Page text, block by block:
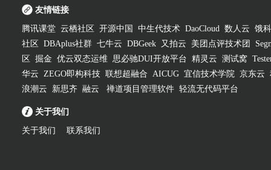
友情链接
腾讯课堂 云栖社区 开源中国 中生代技术 DaoCloud 数人云 饿
社区
DBAplus社群 七牛云 DBGeek 又拍云 美团点评技术团
区
掘金 优云双态运维 思必驰DUI开放平台 精灵云 测试窝
华云 ZEGO即构科技 联想超融合 AICUG 宜信技术学院 京东云
浪潮云
新思齐 融云 禅道项目管理软件 轻流无代码平台
关于我们
关于我们 联系我们